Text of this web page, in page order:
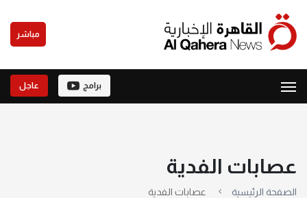
مباشر
برامج عاجل
عصابات الفدية
الصفحة الرئيسية عصابات الفدية